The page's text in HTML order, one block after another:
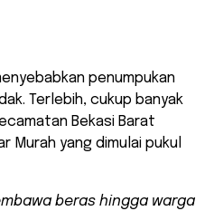
penumpukan
Terlebih, cukup banyak
Bekasi Barat
Murah yang dimulai pukul
beras hingga warga